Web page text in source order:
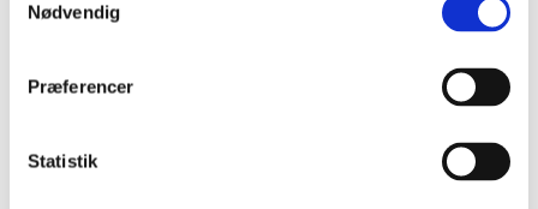
Nødvendig
Præferencer
Statistik
Kursusinformationer
VARIGHED